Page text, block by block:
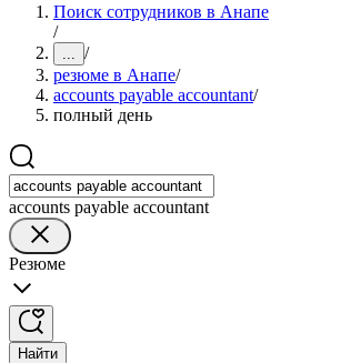
Поиск сотрудников в Анапе
/
... /
резюме в Анапе/
accounts payable accountant/
полный день
accounts payable accountant
Резюме
Найти